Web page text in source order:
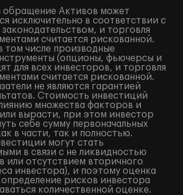
обращение Активов может
исключительно в соответствии с
и торговля
считается рискованной.
том числе производные
(опционы, фьючерсы и
для всех инвесторов, и торговля
считается рискованной.
не являются гарантией
Стоимость инвестиций
множества факторов и
вырасти, при этом инвестор
себе сумму первоначальных
в части, так и полностью.
могут стать
в связи с не ликвидностью
или отсутствием вторичного
инвестора), и поэтому оценка
рисков инвестора
количественной оценке.